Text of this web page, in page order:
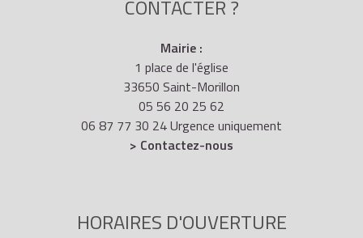
CONTACTER ?
Mairie :
1 place de l'église
33650 Saint-Morillon
05 56 20 25 62
06 87 77 30 24 Urgence uniquement
> Contactez-nous
HORAIRES D'OUVERTURE